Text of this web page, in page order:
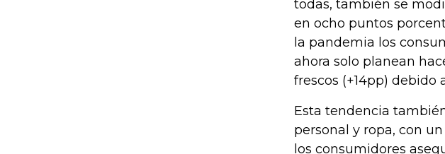
todas, también se
en ocho puntos
la pandemia los
ahora solo planean
frescos (+14pp)
Esta tendencia
personal y ropa, con
los consumidores